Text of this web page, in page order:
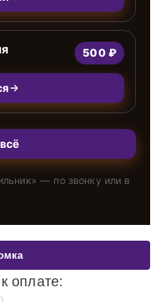
500 ₽
» — по звонку или в
оплате: